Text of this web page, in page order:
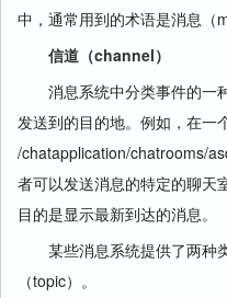
中，通常用到的术语是消息（
信道（channel）
消息系统中分类事件的一
发送到的目的地。例如，在一
/chatapplication/chatrooms/
者可以发送消息的特定的聊天
目的是显示最新到达的消息。
某些消息系统提供了两种
（topic）。